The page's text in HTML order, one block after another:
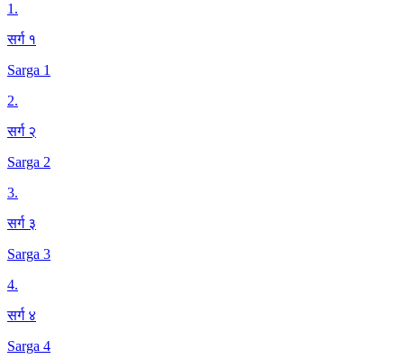
1.
सर्ग १
Sarga 1
2.
सर्ग २
Sarga 2
3.
सर्ग ३
Sarga 3
4.
सर्ग ४
Sarga 4